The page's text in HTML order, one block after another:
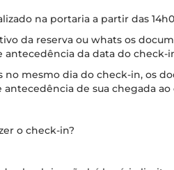
na portaria a partir das
da reserva ou whats os
antecedência da data do check-
no mesmo dia do check-in, os
antecedência de sua chegada
o check-in?